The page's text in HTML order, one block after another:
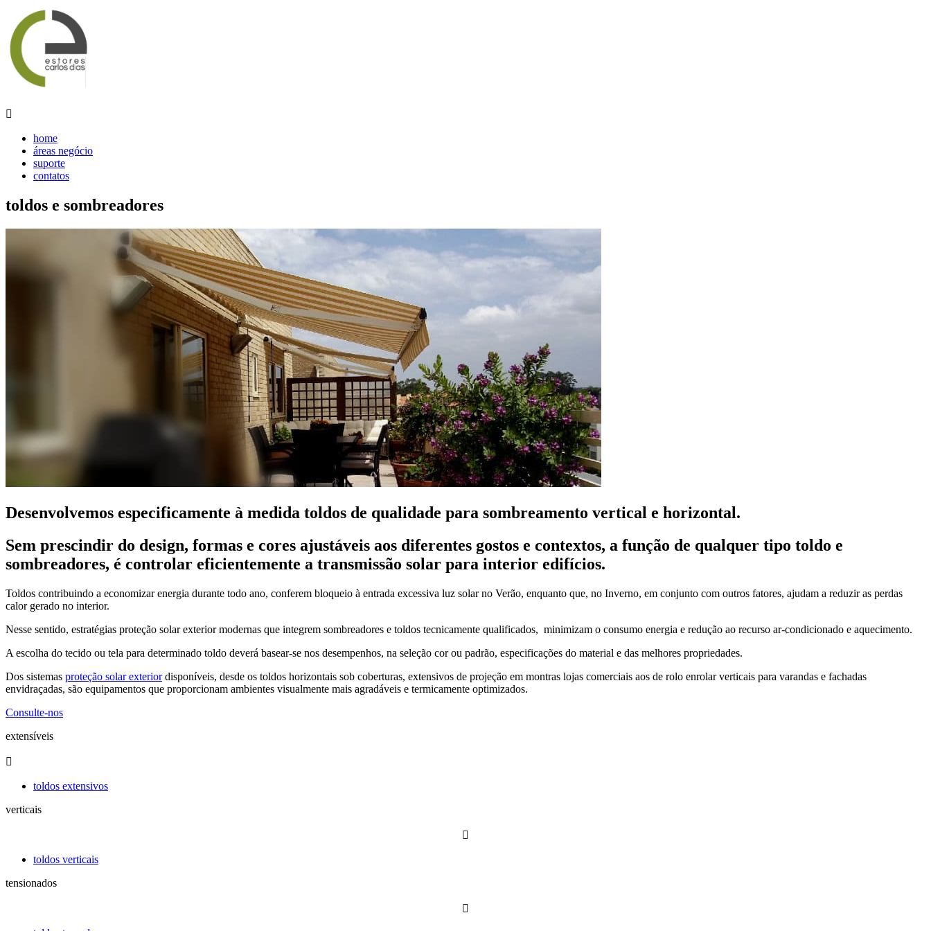

home
áreas negócio
suporte
contatos
toldos e sombreadores
Desenvolvemos especificamente à medida toldos de qualidade para sombreamento vertical e horizontal.
Sem prescindir do design, formas e cores ajustáveis aos diferentes gostos e contextos, a função de qualquer tipo toldo e
sombreadores, é controlar eficientemente a transmissão solar para interior edifícios.
Toldos contribuindo a economizar energia durante todo ano, conferem bloqueio à entrada excessiva luz solar no Verão, enquanto que, no Inverno, em conjunto com outros fatores, ajudam a reduzir as perdas
calor gerado no interior.
Nesse sentido, estratégias proteção solar exterior modernas que integrem sombreadores e toldos tecnicamente qualificados, minimizam o consumo energia e redução ao recurso ar-condicionado e aquecimento.
A escolha do tecido ou tela para determinado toldo deverá basear-se nos desempenhos, na seleção cor ou padrão, especificações do material e das melhores propriedades.
Dos sistemas proteção solar exteriordisponíveis, desde os toldos horizontais sob coberturas, extensivos de projeção em montras lojas comerciais aos de rolo enrolar verticais para varandas e fachadas
envidraçadas, são equipamentos que proporcionam ambientes visualmente mais agradáveis e termicamente optimizados.
Consulte-nos
extensíveis

toldos extensivos
verticais

toldos verticais
tensionados
